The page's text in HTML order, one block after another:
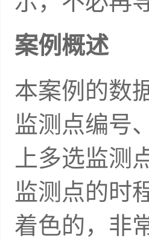
案例概述
本案例的数
监测点编号
上多选监测
监测点的时
着色的，非